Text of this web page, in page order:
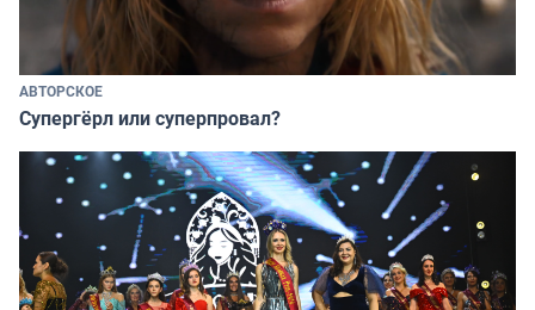
АВТОРСКОЕ
Супергёрл или суперпровал?